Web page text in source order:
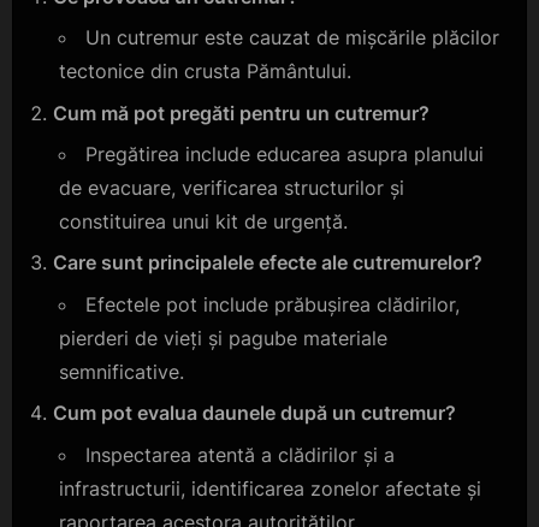
Un cutremur este cauzat de mișcările plăcilor
tectonice din crusta Pământului.
Cum mă pot pregăti pentru un cutremur?
Pregătirea include educarea asupra planului
de evacuare, verificarea structurilor și
constituirea unui kit de urgență.
Care sunt principalele efecte ale cutremurelor?
Efectele pot include prăbușirea clădirilor,
pierderi de vieți și pagube materiale
semnificative.
Cum pot evalua daunele după un cutremur?
Inspectarea atentă a clădirilor și a
infrastructurii, identificarea zonelor afectate și
raportarea acestora autorităților.